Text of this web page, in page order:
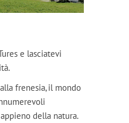
e lasciatevi
frenesia, il mondo
della natura.